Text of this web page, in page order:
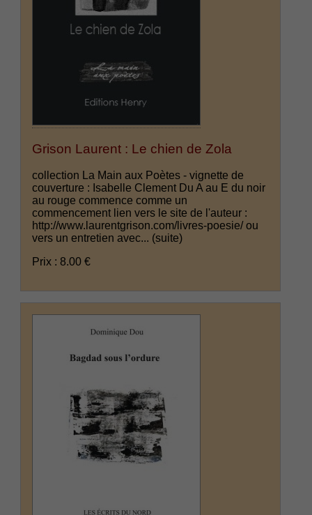
Grison Laurent : Le chien de Zola
collection La Main aux Poètes - vignette de
couverture : Isabelle Clement Du A au E du noir
au rouge commence comme un
commencement lien vers le site de l'auteur :
http://www.laurentgrison.com/livres-poesie/ ou
vers un entretien avec... (suite)
Prix : 8.00 €